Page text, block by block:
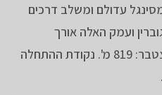
עדולם ומשלב דרכים
ועמק האלה אורך
המסלול: 42.8 ק"מ. טיפוס מצטבר: 819 מ'. נקודת ההתחלה